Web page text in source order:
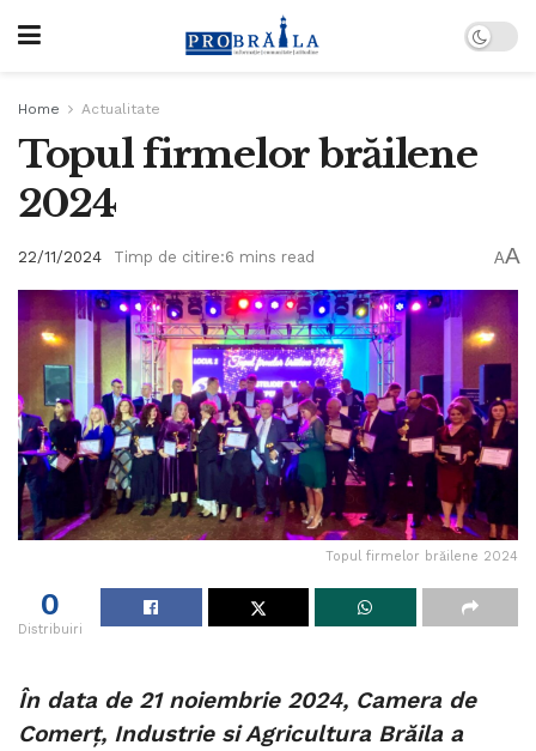
Home Actualitate
Topul firmelor brăilene
2024
22/11/2024 Timp de citire:6 mins read AA
Topul firmelor brăilene 2024
0
Distribuiri
În data de 21 noiembrie 2024, Camera de
Comerț, Industrie si Agricultura Brăila a